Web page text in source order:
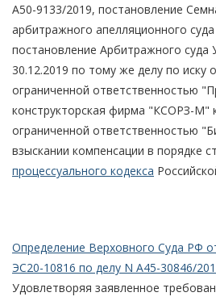
А50-9133/2019, постановление
арбитражного апелляционного
постановление Арбитражного суда
30.12.2019 по тому же делу по иску
ограниченной ответственностью
конструкторская фирма "КСОРЗ-М"
ограниченной ответственностью
взыскании компенсации в порядке
процессуального кодекса
Определение Верховного Суда РФ
ЭС20-10816 по делу N А45-30846/
Удовлетворяя заявленное